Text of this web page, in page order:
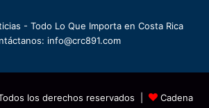
- Todo Lo Que Importa en Costa Rica
info@crc891.com
los derechos reservados | Cadena